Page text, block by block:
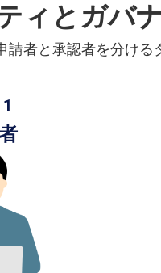
ィとガバ
請者と承認者を分ける